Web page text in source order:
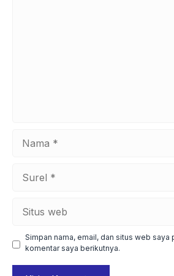
web
Simpan nama, email, dan situs web saya
komentar saya berikutnya.